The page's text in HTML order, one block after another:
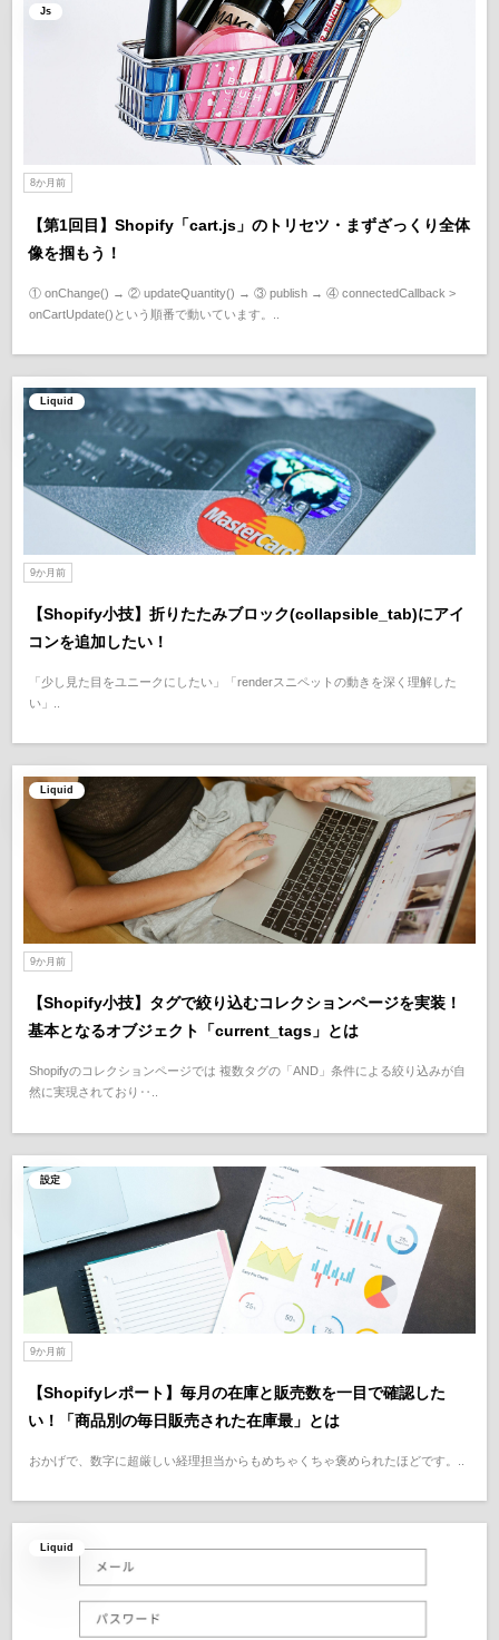
Js
8か月前
【第1回目】Shopify「cart.js」のトリセツ・まずざっくり全体
像を掴もう！
① onChange() → ② updateQuantity() → ③ publish → ④ connectedCallback >
onCartUpdate()という順番で動いています。..
Liquid
9か月前
【Shopify小技】折りたたみブロック(collapsible_tab)にアイ
コンを追加したい！
「少し見た目をユニークにしたい」「renderスニペットの動きを深く理解した
い」..
Liquid
9か月前
【Shopify小技】タグで絞り込むコレクションページを実装！
基本となるオブジェクト「current_tags」とは
Shopifyのコレクションページでは 複数タグの「AND」条件による絞り込みが自
然に実現されており‥..
設定
9か月前
【Shopifyレポート】毎月の在庫と販売数を一目で確認した
い！「商品別の毎日販売された在庫最」とは
おかげで、数字に超厳しい経理担当からもめちゃくちゃ褒められたほどです。..
Liquid